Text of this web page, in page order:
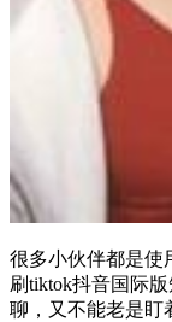
很多小伙伴都是使
刷tiktok抖音国际
聊，又不能老是盯